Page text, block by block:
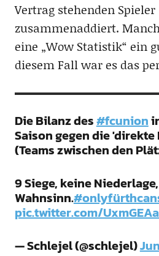
Vertrag stehenden Spieler
zusammenaddiert.
eine „Wow Statistik“ ein
diesem Fall war es das
Die Bilanz des#fcunion
Saison gegen die
(Teams zwischen den
9 Siege, keine
Wahnsinn.
pic.twitter.com/
— Schlejel (@schlejel)